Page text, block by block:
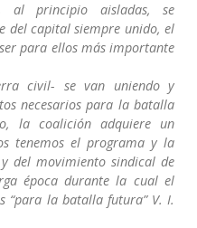
al principio aisladas, se
del capital siempre unido, el
para ellos más importante
civil- se van uniendo y
necesarios para la batalla
la coalición adquiere un
tenemos el programa y la
del movimiento sindical de
época durante la cual el
“para la batalla futura” V. I.